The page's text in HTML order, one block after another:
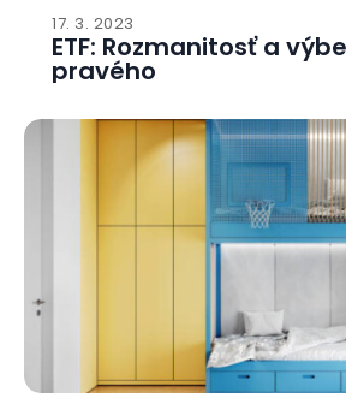
17. 3. 2023
ETF: Rozmanitosť a
pravého